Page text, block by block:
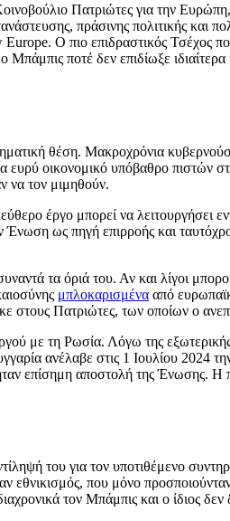
Πατριώτες για την Ευρώπη,
πράσινης πολιτικής και
Ο πιο επιδραστικός Τσέχος
ποτέ δεν επιδίωξε
θέση. Μακροχρόνια
οικονομικό υπόβαθρο πιστών
να τον μιμηθούν.
έργο μπορεί να
ως πηγή επιρροής και
τα όριά του. Αν και λίγοι
μπλοκαρισμένα από
στους Πατριώτες, των οποίων ο
με τη Ρωσία. Λόγω της
ανέλαβε στις 1 Ιουλίου
επίσημη αποστολή της Ένωσης.
του για τον υποτιθέμενο
εθνικισμός, που μόνο
τον Μπάμπις και ο ίδιος δεν